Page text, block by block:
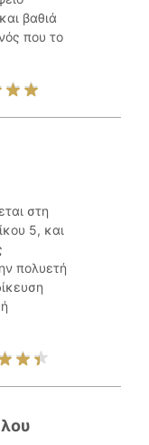
βαθιά
που το
στη
5, και
πολυετή